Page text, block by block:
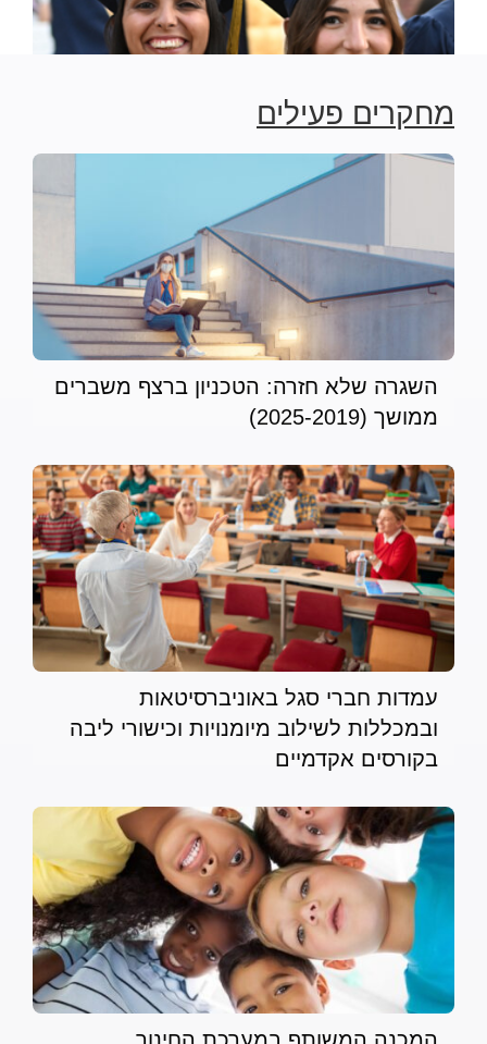
השכלה, שוויון ואחווה
מחקרים פעילים
השגרה שלא חזרה: הטכניון ברצף משברים
ממושך (2025-2019)
עמדות חברי סגל באוניברסיטאות
ובמכללות לשילוב מיומנויות וכישורי ליבה
בקורסים אקדמיים